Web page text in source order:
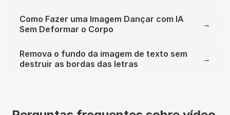
Como Fazer uma Imagem Dançar com IA
Sem Deformar o Corpo
→
Remova o fundo da imagem de texto sem
destruir as bordas das letras
→